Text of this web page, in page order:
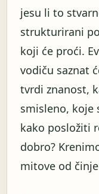
jesu li to
strukturirani
koji će proći.
vodiču saznat
tvrdi znanost,
smisleno, koje
kako posložiti
dobro?
mitove od